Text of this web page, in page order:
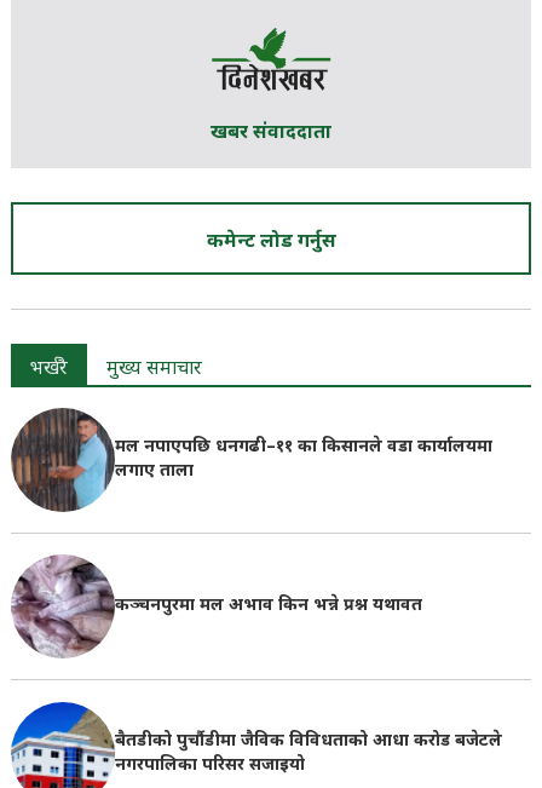
खबर संवाददाता
कमेन्ट लोड गर्नुस
भर्खरै मुख्य समाचार
मल नपाएपछि धनगढी–११ का किसानले वडा कार्यालयमा
लगाए ताला
कञ्चनपुरमा मल अभाव किन भन्ने प्रश्न यथावत
बैतडीको पुर्चौडीमा जैविक विविधताको आधा करोड बजेटले
नगरपालिका परिसर सजाइयो